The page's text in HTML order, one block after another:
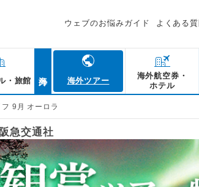
ウェブのお悩みガイド よくある質
・旅館 海外ツアー
海外航空券・
ホテル
9月 オーロラ
急交通社